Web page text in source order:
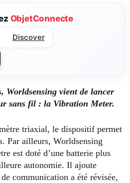
ObjetConnecte
Discover
Worldsensing vient de lancer
sans fil : la Vibration Meter.
triaxial, le dispositif permet
Par ailleurs, Worldsensing
est doté d’une batterie plus
autonomie. Il ajoute
communication a été révisée,